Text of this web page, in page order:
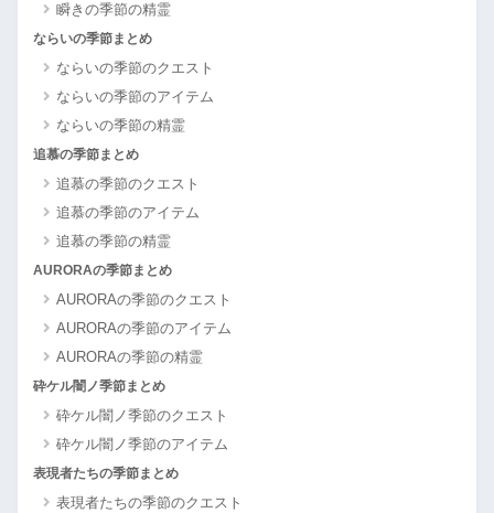
瞬きの季節の精霊
ならいの季節まとめ
ならいの季節のクエスト
ならいの季節のアイテム
ならいの季節の精霊
追慕の季節まとめ
追慕の季節のクエスト
追慕の季節のアイテム
追慕の季節の精霊
AURORAの季節まとめ
AURORAの季節のクエスト
AURORAの季節のアイテム
AURORAの季節の精霊
砕ケル闇ノ季節まとめ
砕ケル闇ノ季節のクエスト
砕ケル闇ノ季節のアイテム
表現者たちの季節まとめ
表現者たちの季節のクエスト